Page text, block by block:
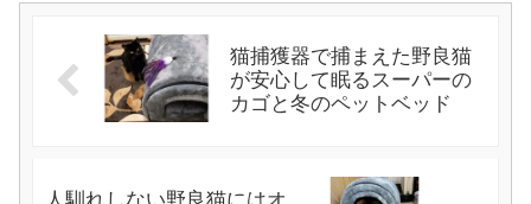
猫捕獲器で捕まえた野良猫
が安心して眠るスーパーの
カゴと冬のペットベッド